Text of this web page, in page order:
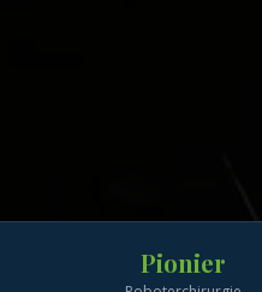
Pionier